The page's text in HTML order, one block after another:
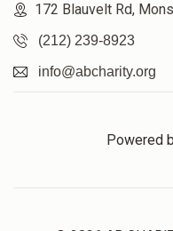
172 Blauvelt Rd,
(212) 239-8923
info@abcharity.org
Powered